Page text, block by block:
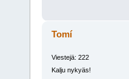
Tomí
Viestejä: 222
Kalju nykyäs!